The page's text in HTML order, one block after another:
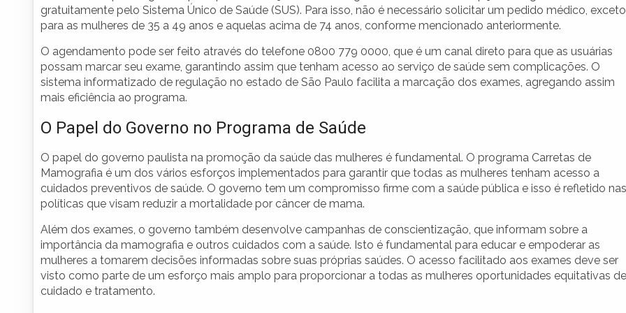
gratuitamente pelo Sistema Único de Saúde (SUS). Para isso, não é necessário solicitar um pedido médico, exceto
para as mulheres de 35 a 49 anos e aquelas acima de 74 anos, conforme mencionado anteriormente.
O agendamento pode ser feito através do telefone 0800 779 0000, que é um canal direto para que as usuárias
possam marcar seu exame, garantindo assim que tenham acesso ao serviço de saúde sem complicações. O
sistema informatizado de regulação no estado de São Paulo facilita a marcação dos exames, agregando assim
mais eficiência ao programa.
O Papel do Governo no Programa de Saúde
O papel do governo paulista na promoção da saúde das mulheres é fundamental. O programa Carretas de
Mamografia é um dos vários esforços implementados para garantir que todas as mulheres tenham acesso a
cuidados preventivos de saúde. O governo tem um compromisso firme com a saúde pública e isso é refletido nas
políticas que visam reduzir a mortalidade por câncer de mama.
Além dos exames, o governo também desenvolve campanhas de conscientização, que informam sobre a
importância da mamografia e outros cuidados com a saúde. Isto é fundamental para educar e empoderar as
mulheres a tomarem decisões informadas sobre suas próprias saúdes. O acesso facilitado aos exames deve ser
visto como parte de um esforço mais amplo para proporcionar a todas as mulheres oportunidades equitativas de
cuidado e tratamento.